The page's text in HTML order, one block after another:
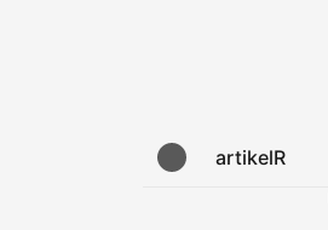
artikelR